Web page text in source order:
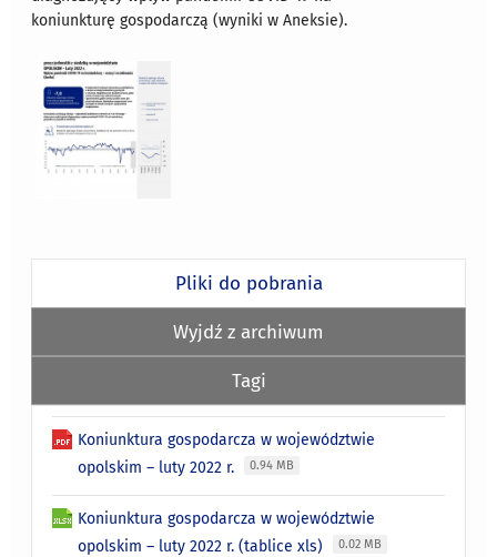
koniunkturę gospodarczą (wyniki w Aneksie).
Pliki do pobrania
Wyjdź z archiwum
Tagi
Koniunktura gospodarcza w województwie
opolskim – luty 2022 r.
0.94 MB
Koniunktura gospodarcza w województwie
opolskim – luty 2022 r. (tablice xls)
0.02 MB